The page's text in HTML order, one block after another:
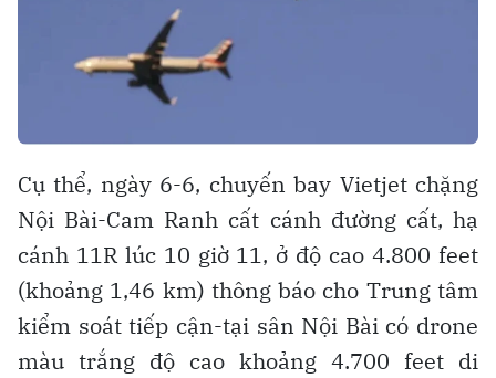
Cụ thể, ngày 6-6, chuyến bay Vietjet chặng
Nội Bài-Cam Ranh cất cánh đường cất, hạ
cánh 11R lúc 10 giờ 11, ở độ cao 4.800 feet
(khoảng 1,46 km) thông báo cho Trung tâm
kiểm soát tiếp cận-tại sân Nội Bài có drone
màu trắng độ cao khoảng 4.700 feet di